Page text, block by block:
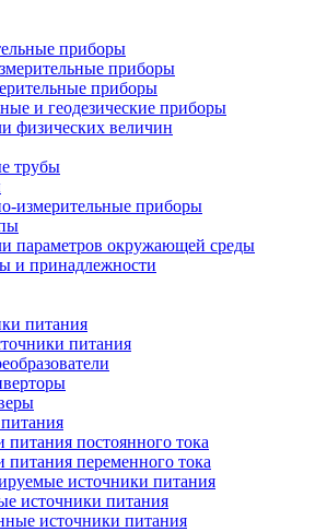
приборы
приборы
приборы
и геодезические приборы
физических величин
трубы
измерительные приборы
параметров окружающей среды
и принадлежности
питания
питания
питания постоянного тока
питания переменного тока
источники питания
источники питания
источники питания